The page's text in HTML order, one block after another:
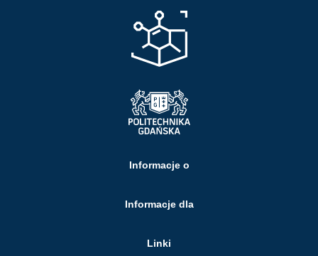
Informacje o
Informacje dla
Linki